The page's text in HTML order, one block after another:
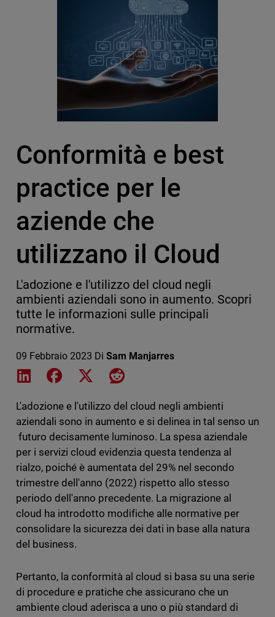
Conformità e best
practice per le
aziende che
utilizzano il Cloud
L'adozione e l'utilizzo del cloud negli
ambienti aziendali sono in aumento. Scopri
tutte le informazioni sulle principali
normative.
09 Febbraio 2023 Di Sam Manjarres
Share on LinkedIn
Share on Facebook
Share on XShare on Reddit
L'adozione e l'utilizzo del cloud negli ambienti
aziendali sono in aumento e si delinea in tal senso un
futuro decisamente luminoso. La spesa aziendale
per i servizi cloud evidenzia questa tendenza al
rialzo, poiché è aumentata del 29% nel secondo
trimestre dell'anno (2022) rispetto allo stesso
periodo dell'anno precedente. La migrazione al
cloud ha introdotto modifiche alle normative per
consolidare la sicurezza dei dati in base alla natura
del business.
Pertanto, la conformità al cloud si basa su una serie
di procedure e pratiche che assicurano che un
ambiente cloud aderisca a uno o più standard di